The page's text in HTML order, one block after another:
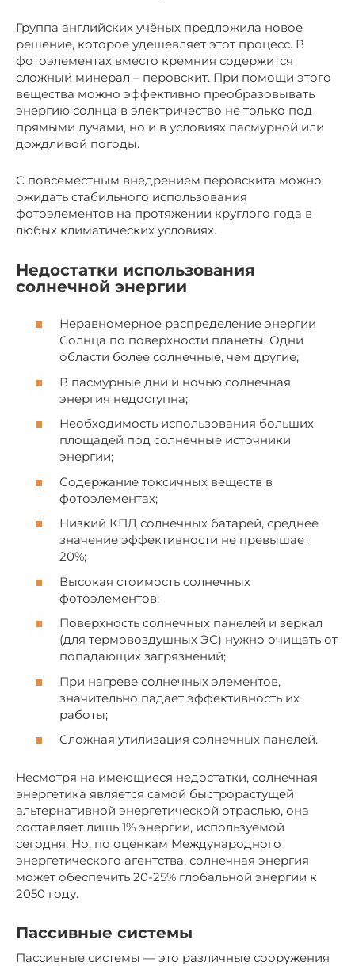
Группа английских учёных предложила новое
решение, которое удешевляет этот процесс. В
фотоэлементах вместо кремния содержится
сложный минерал – перовскит. При помощи этого
вещества можно эффективно преобразовывать
энергию солнца в электричество не только под
прямыми лучами, но и в условиях пасмурной или
дождливой погоды.
С повсеместным внедрением перовскита можно
ожидать стабильного использования
фотоэлементов на протяжении круглого года в
любых климатических условиях.
Недостатки использования
солнечной энергии
Неравномерное распределение энергии
Солнца по поверхности планеты. Одни
области более солнечные, чем другие;
В пасмурные дни и ночью солнечная
энергия недоступна;
Необходимость использования больших
площадей под солнечные источники
энергии;
Содержание токсичных веществ в
фотоэлементах;
Низкий КПД солнечных батарей, среднее
значение эффективности не превышает
20%;
Высокая стоимость солнечных
фотоэлементов;
Поверхность солнечных панелей и зеркал
(для термовоздушных ЭС) нужно очищать от
попадающих загрязнений;
При нагреве солнечных элементов,
значительно падает эффективность их
работы;
Сложная утилизация солнечных панелей.
Несмотря на имеющиеся недостатки, солнечная
энергетика является самой быстрорастущей
альтернативной энергетической отраслью, она
составляет лишь 1% энергии, используемой
сегодня. Но, по оценкам Международного
энергетического агентства, солнечная энергия
может обеспечить 20-25% глобальной энергии к
2050 году.
Пассивные системы
Пассивные системы — это различные сооружения